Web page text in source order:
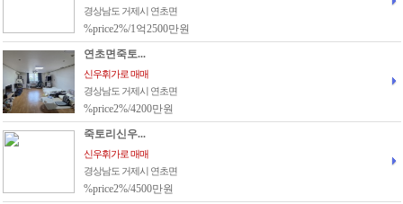
경상남도 거제시 연초면
%price2%/1억2500만원
연초면죽토...
신우휘가로 매매
경상남도 거제시 연초면
%price2%/4200만원
죽토리신우...
신우휘가로 매매
경상남도 거제시 연초면
%price2%/4500만원